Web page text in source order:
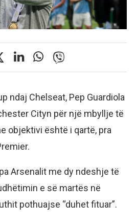
ndaj Chelseat, Pep Guardiola
Cityn për një mbyllje të
objektivi është i qartë, pra
Arsenalit me dy ndeshje të
e së martës në
pothuajse “duhet fituar”.